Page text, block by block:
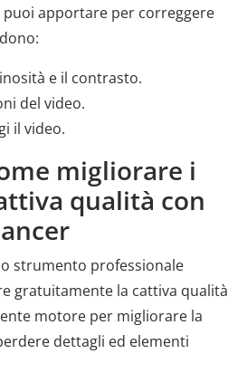
apportare per correggere
e il contrasto.
del video.
il video.
migliorare i
qualità con
strumento professionale
gratuitamente la cattiva qualità
motore per migliorare la
dettagli ed elementi